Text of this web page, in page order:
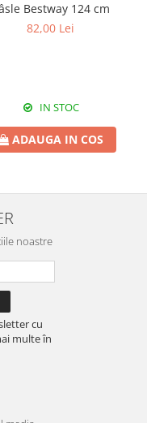
Bestway 124 cm
82,00 Lei
IN STOC
ADAUGA IN COS
noastre
cu
multe în